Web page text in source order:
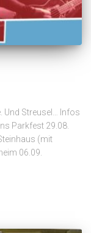
Und Streusel… Infos
Parkfest 29.08.
(mit
06.09.